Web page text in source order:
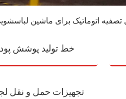
اتوماتیک برای ماشین
خط تولید پوشش
تجهیزات حمل و نقل